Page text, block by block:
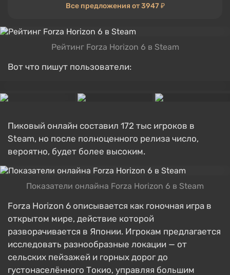
Все предложения от 3947 ₽
Рейтинг Forza Horizon 6 в Steam
Вот что пишут пользователи:
Пиковый онлайн составил 172 тыс игроков в
Steam, но после полноценного релиза число,
вероятно, будет более высоким.
Показатели онлайна Forza Horizon 6 в Steam
Forza Horizon 6 описывается как гоночная игра в
открытом мире, действие которой
разворачивается в Японии. Игрокам предлагается
исследовать разнообразные локации — от
сельских пейзажей и горных дорог до
густонаселённого Токио, управляя большим